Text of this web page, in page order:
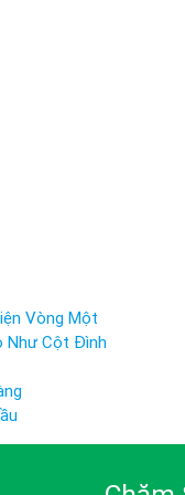
Vòng Một
Như Cột Đình